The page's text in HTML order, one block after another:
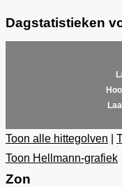
Dagstatistieken
Toon alle hittegolven
Toon Hellmann-grafiek
Zon